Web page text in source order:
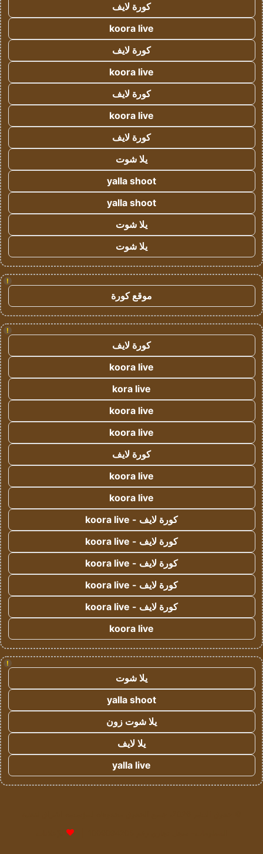
كورة لايف
koora live
كورة لايف
koora live
كورة لايف
koora live
كورة لايف
يلا شوت
yalla shoot
yalla shoot
يلا شوت
يلا شوت
!
موقع كورة
!
كورة لايف
koora live
kora live
koora live
koora live
كورة لايف
koora live
koora live
كورة لايف - koora live
كورة لايف - koora live
كورة لايف - koora live
كورة لايف - koora live
كورة لايف - koora live
koora live
!
يلا شوت
yalla shoot
يلا شوت زون
يلا لايف
yalla live